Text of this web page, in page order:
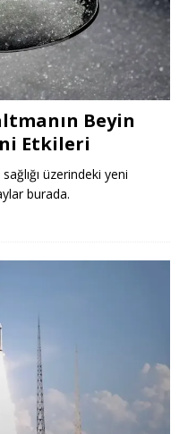
Beyin
Etkileri
üzerindeki yeni
burada.